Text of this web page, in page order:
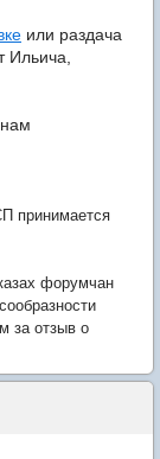
или раздача
Ильича,
принимается
форумчан
за отзыв о